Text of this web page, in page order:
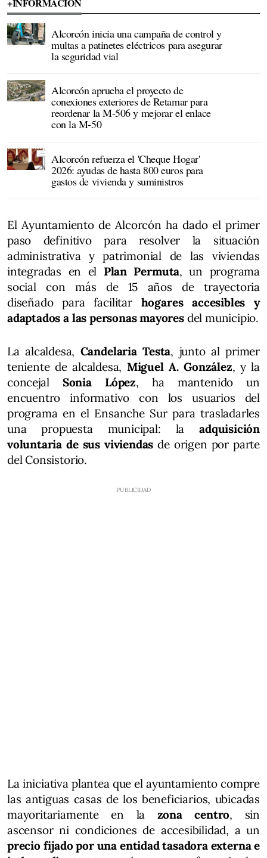
Alcorcón inicia una campaña de control y
multas a patinetes eléctricos para asegurar
la seguridad vial
Alcorcón aprueba el proyecto de
conexiones exteriores de Retamar para
reordenar la M-506 y mejorar el enlace
con la M-50
Alcorcón refuerza el 'Cheque Hogar'
2026: ayudas de hasta 800 euros para
gastos de vivienda y suministros
El Ayuntamiento de Alcorcón ha dado el primer
paso definitivo para resolver la situación
administrativa y patrimonial de las viviendas
integradas en el Plan Permuta, un programa
social con más de 15 años de trayectoria
diseñado para facilitar hogares accesibles y
adaptados a las personas mayoresdel municipio.
La alcaldesa, Candelaria Testa, junto al primer
teniente de alcaldesa, Miguel A. González, y la
concejal Sonia López, ha mantenido un
encuentro informativo con los usuarios del
programa en el Ensanche Sur para trasladarles
una propuesta municipal: laadquisición
voluntaria de sus viviendas de origen por parte
del Consistorio.
La iniciativa plantea que el ayuntamiento compre
las antiguas casas de los beneficiarios, ubicadas
mayoritariamente en la zona centro, sin
ascensor ni condiciones de accesibilidad, a un
precio fijado por una entidad tasadora externa e